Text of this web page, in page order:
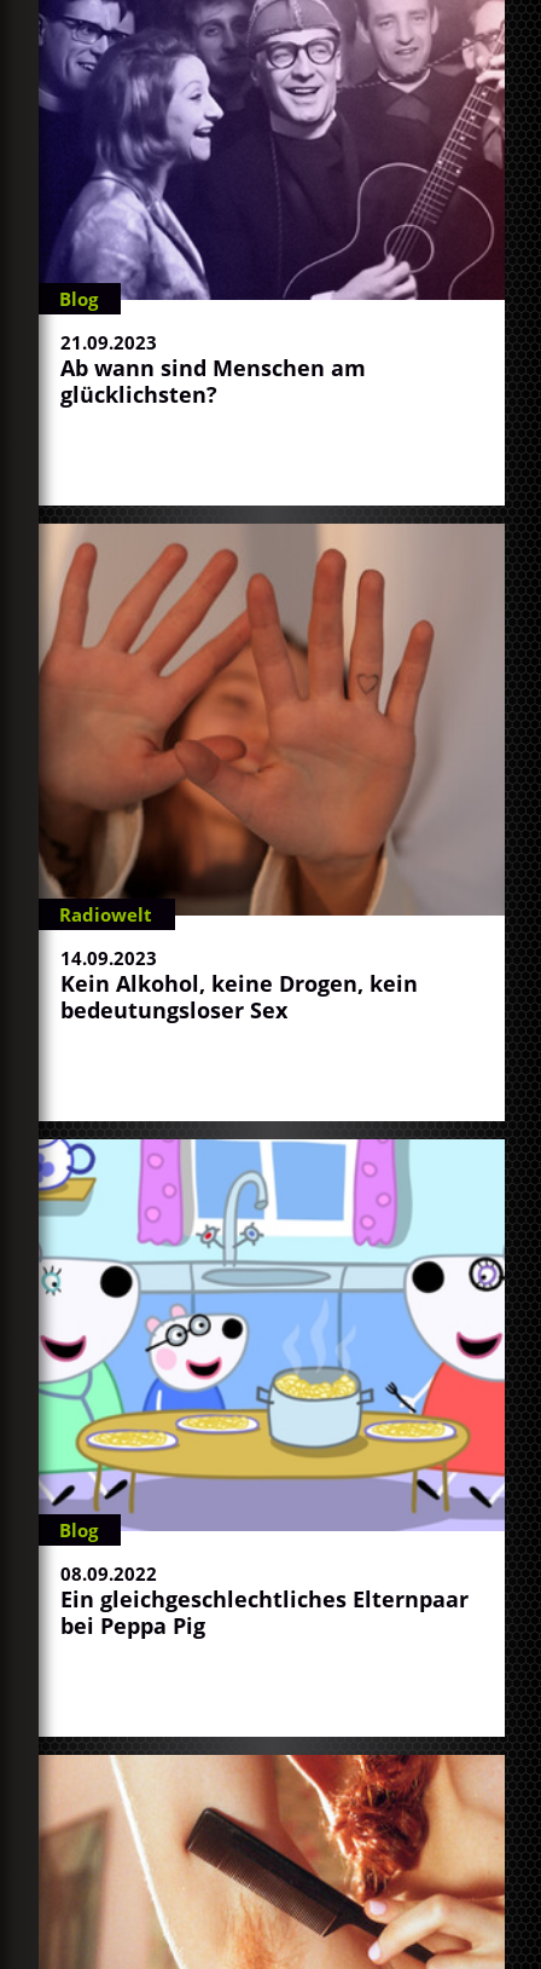
Blog
21.09.2023
Ab wann sind Menschen am
glücklichsten?
Radiowelt
14.09.2023
Kein Alkohol, keine Drogen, kein
bedeutungsloser Sex
Blog
08.09.2022
Ein gleichgeschlechtliches Elternpaar
bei Peppa Pig